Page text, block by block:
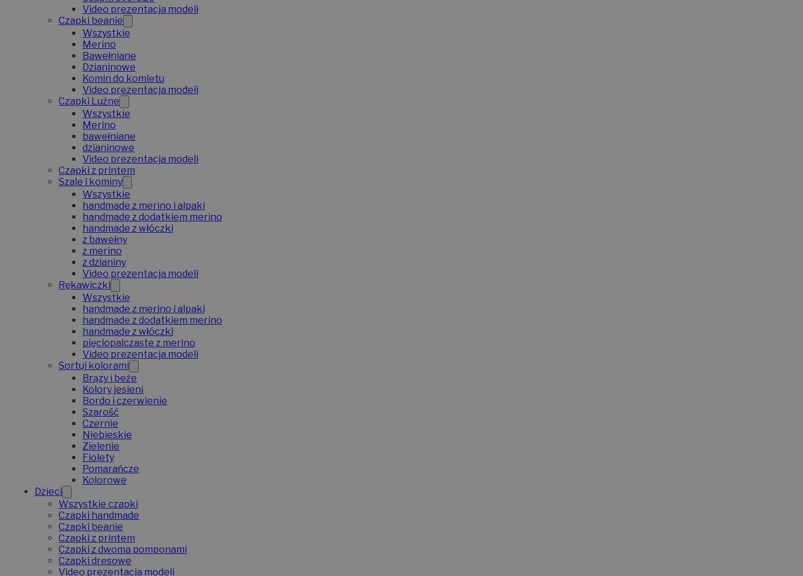
Video prezentacja modeli
Czapki beanie
Wszystkie
Merino
Bawełniane
Dzianinowe
Komin do komletu
Video prezentacja modeli
Czapki Luźne
Wszystkie
Merino
bawełniane
dzianinowe
Video prezentacja modeli
Czapki z printem
Szale i kominy
Wszystkie
handmade z merino i alpaki
handmade z dodatkiem merino
handmade z włóczki
z bawełny
z merino
z dzianiny
Video prezentacja modeli
Rękawiczki
Wszystkie
handmade z merino i alpaki
handmade z dodatkiem merino
handmade z włóczki
pięciopalczaste z merino
Video prezentacja modeli
Sortuj kolorami
Brązy i beże
Kolory jesieni
Bordo i czerwienie
Szarość
Czernie
Niebieskie
Zielenie
Fiolety
Pomarańcze
Kolorowe
Dzieci
Wszystkie czapki
Czapki handmade
Czapki beanie
Czapki z printem
Czapki z dwoma pomponami
Czapki dresowe
Video prezentacja modeli